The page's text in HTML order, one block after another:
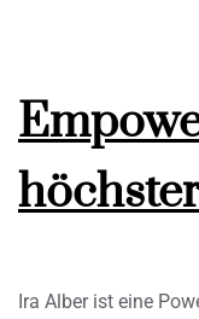
Ira Alber ist eine